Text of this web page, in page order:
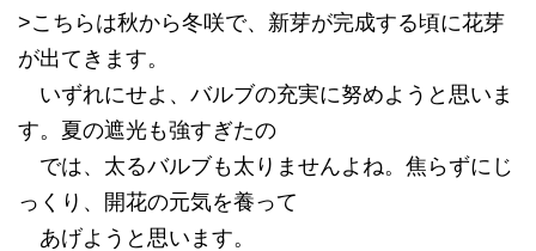
>こちらは秋から冬咲で、新芽が完成する頃に花芽
が出てきます。
いずれにせよ、バルブの充実に努めようと思いま
す。夏の遮光も強すぎたの
では、太るバルブも太りませんよね。焦らずにじ
っくり、開花の元気を養って
あげようと思います。